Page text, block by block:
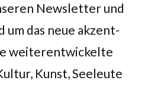
Newsletter und
das neue akzent-
weiterentwickelte
Kunst, Seeleute